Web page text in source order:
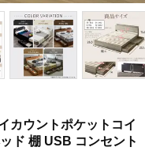
カウントポケットコイ
ド 棚 USB コンセント